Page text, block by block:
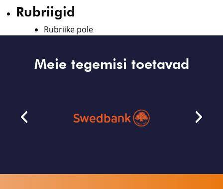
Rubriigid
Rubriike pole
Meie tegemisi toetavad